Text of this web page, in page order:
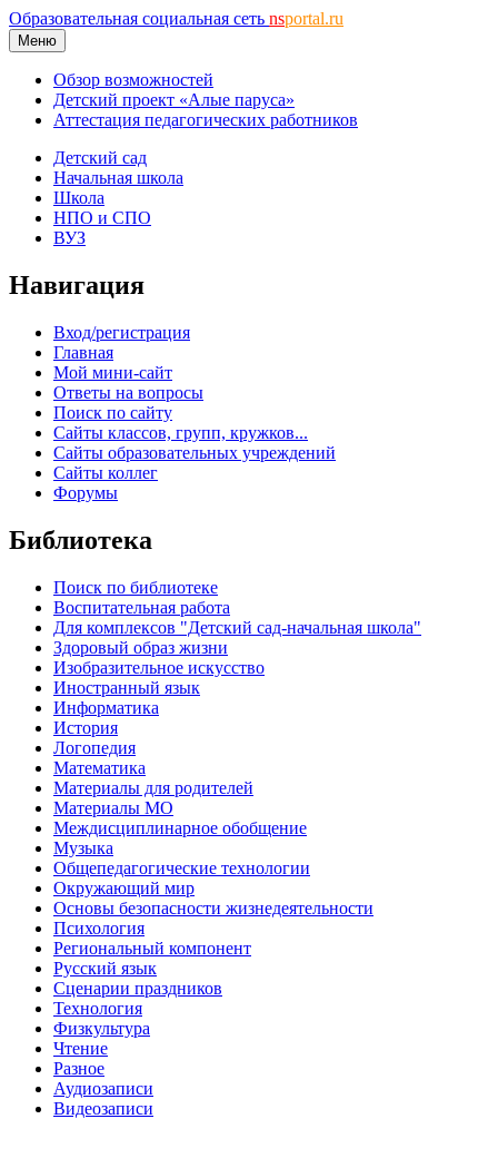
Образовательная социальная сеть nsportal.ru
Меню
Обзор возможностей
Детский проект «Алые паруса»
Аттестация педагогических работников
Детский сад
Начальная школа
Школа
НПО и СПО
ВУЗ
Навигация
Вход/регистрация
Главная
Мой мини-сайт
Ответы на вопросы
Поиск по сайту
Сайты классов, групп, кружков...
Сайты образовательных учреждений
Сайты коллег
Форумы
Библиотека
Поиск по библиотеке
Воспитательная работа
Для комплексов "Детский сад-начальная школа"
Здоровый образ жизни
Изобразительное искусство
Иностранный язык
Информатика
История
Логопедия
Математика
Материалы для родителей
Материалы МО
Междисциплинарное обобщение
Музыка
Общепедагогические технологии
Окружающий мир
Основы безопасности жизнедеятельности
Психология
Региональный компонент
Русский язык
Сценарии праздников
Технология
Физкультура
Чтение
Разное
Аудиозаписи
Видеозаписи